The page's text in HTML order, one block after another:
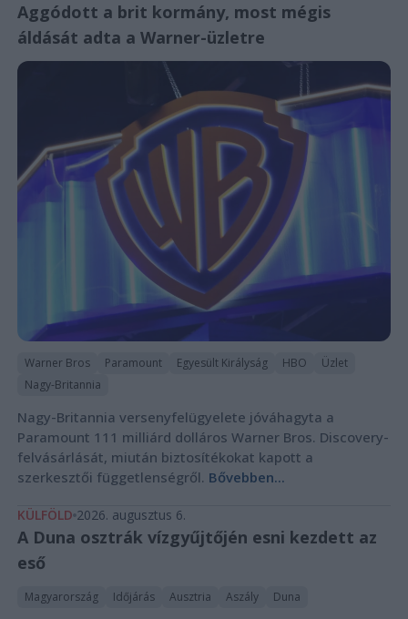
Aggódott a brit kormány, most mégis
áldását adta a Warner-üzletre
Warner Bros Paramount Egyesült Királyság HBO
Üzlet
Nagy-Britannia
Nagy-Britannia versenyfelügyelete jóváhagyta a
Paramount 111 milliárd dolláros Warner Bros. Discovery-
felvásárlását, miután biztosítékokat kapott a
szerkesztői függetlenségről. Bővebben...
KÜLFÖLD 2026. augusztus 6.
A Duna osztrák vízgyűjtőjén esni kezdett az
eső
Magyarország Időjárás Ausztria Aszály Duna